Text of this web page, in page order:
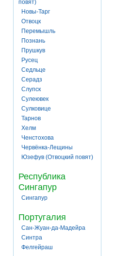
повят)
Новы-Тарг
Отвоцк
Перемышль
Познань
Прушкув
Русец
Седльце
Серадз
Слупск
Сулеювек
Сулковице
Тарнов
Хелм
Ченстохова
Червёнка-Лещины
Юзефув (Отвоцкий повят)
Республика
Сингапур
Сингапур
Португалия
Сан-Жуан-да-Мадейра
Синтра
Фелгейраш